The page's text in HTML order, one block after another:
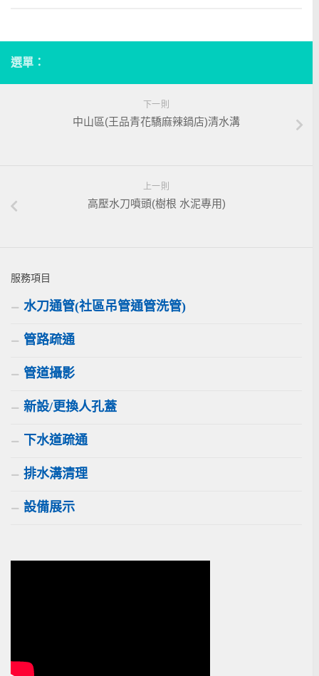
選單：
下一則
中山區(王品青花驕麻辣鍋店)清水溝
上一則
高壓水刀噴頭(樹根 水泥專用)
服務項目
水刀通管(社區吊管通管洗管)
管路疏通
管道攝影
新設/更換人孔蓋
下水道疏通
排水溝清理
設備展示